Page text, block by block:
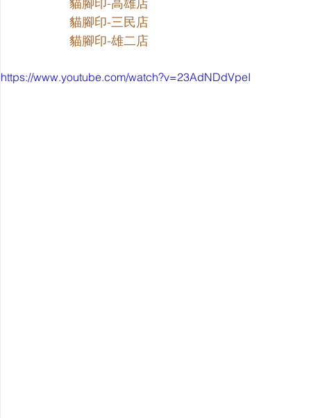
貓腳印-三民店
貓腳印-雄二店
https://www.youtube.com/watch?v=23AdNDdVpeI